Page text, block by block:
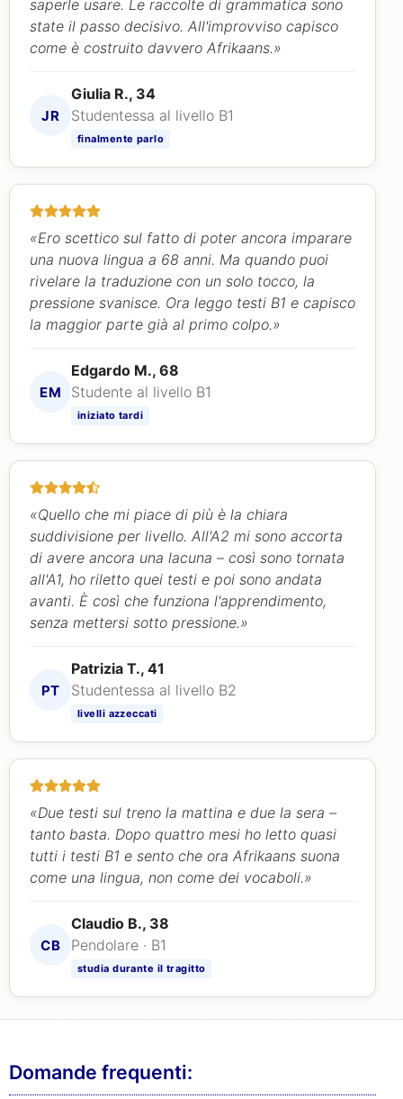
saperle usare. Le raccolte di grammatica sono
state il passo decisivo. All'improvviso capisco
come è costruito davvero Afrikaans.»
JR
Giulia R., 34
Studentessa al livello B1
finalmente parlo
«Ero scettico sul fatto di poter ancora imparare
una nuova lingua a 68 anni. Ma quando puoi
rivelare la traduzione con un solo tocco, la
pressione svanisce. Ora leggo testi B1 e capisco
la maggior parte già al primo colpo.»
EM
Edgardo M., 68
Studente al livello B1
iniziato tardi
«Quello che mi piace di più è la chiara
suddivisione per livello. All'A2 mi sono accorta
di avere ancora una lacuna – così sono tornata
all'A1, ho riletto quei testi e poi sono andata
avanti. È così che funziona l'apprendimento,
senza mettersi sotto pressione.»
PT
Patrizia T., 41
Studentessa al livello B2
livelli azzeccati
«Due testi sul treno la mattina e due la sera –
tanto basta. Dopo quattro mesi ho letto quasi
tutti i testi B1 e sento che ora Afrikaans suona
come una lingua, non come dei vocaboli.»
CB
Claudio B., 38
Pendolare · B1
studia durante il tragitto
Domande frequenti: